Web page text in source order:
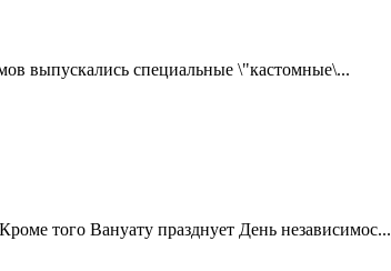
выпускались специальные \"кастомные\...
того Вануату празднует День независимос...